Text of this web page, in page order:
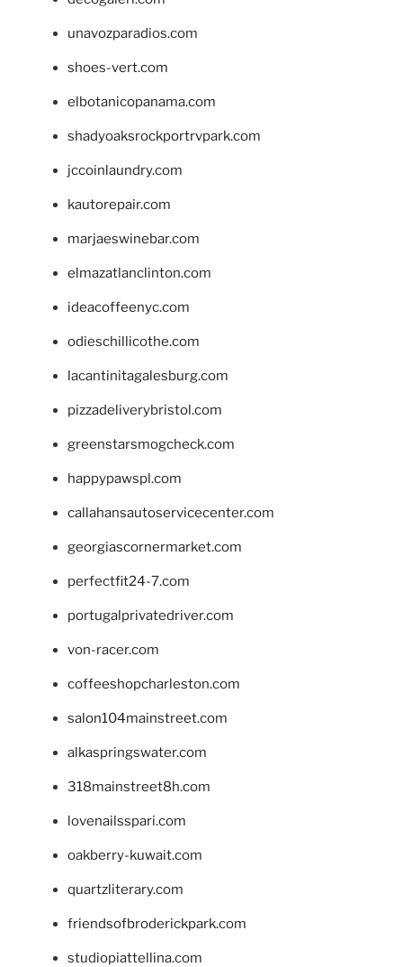
unavozparadios.com
shoes-vert.com
elbotanicopanama.com
shadyoaksrockportrvpark.com
jccoinlaundry.com
kautorepair.com
marjaeswinebar.com
elmazatlanclinton.com
ideacoffeenyc.com
odieschillicothe.com
lacantinitagalesburg.com
pizzadeliverybristol.com
greenstarsmogcheck.com
happypawspl.com
callahansautoservicecenter.com
georgiascornermarket.com
perfectfit24-7.com
portugalprivatedriver.com
von-racer.com
coffeeshopcharleston.com
salon104mainstreet.com
alkaspringswater.com
318mainstreet8h.com
lovenailsspari.com
oakberry-kuwait.com
quartzliterary.com
friendsofbroderickpark.com
studiopiattellina.com